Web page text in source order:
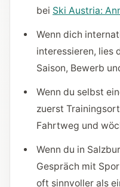
bei Ski Austria:
Wenn dich
interessieren, lies
Saison, Bewerb
Wenn du selbst
zuerst
Fahrtweg und
Wenn du in
Gespräch mit
oft sinnvoller als